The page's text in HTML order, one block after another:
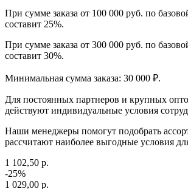
При сумме заказа от 100 000 руб. по
составит 25%.
При сумме заказа от 300 000 руб. по
составит 30%.
Минимальная сумма заказа: 30 000 ₽.
Для постоянных партнеров и крупных
действуют индивидуальные условия
Наши менеджеры помогут подобрать
рассчитают наиболее выгодные условия
1 102,50 р.
-25%
1 029,00 р.